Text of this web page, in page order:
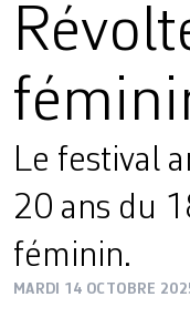
Le festival
20 ans du
féminin.
MARDI 14 OCTOBRE